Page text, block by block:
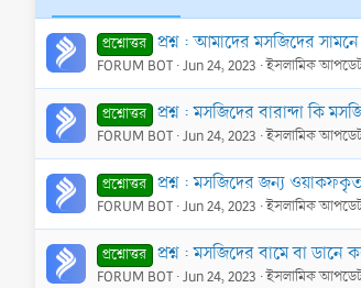
প্রশ্নোত্তর প্রশ্ন : আমাদের মসজিদের
FORUM BOT Jun 24, 2023 ইসলামিক
প্রশ্নোত্তর প্রশ্ন : মসজিদের বারান্দা কি
FORUM BOT Jun 24, 2023 ইসলামিক
প্রশ্নোত্তর প্রশ্ন : মসজিদের জন্য ওয়াকফকৃত
FORUM BOT Jun 24, 2023 ইসলামিক
প্রশ্নোত্তর প্রশ্ন : মসজিদের বামে বা
FORUM BOT Jun 24, 2023 ইসলামিক